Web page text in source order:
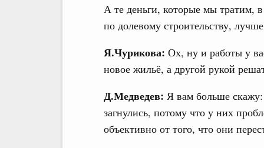
А те деньги, которые мы тратим,
по долевому строительству,
Я.Чурикова: Ох, ну и работы у
новое жильё, а другой рукой
Д.Медведев: Я вам больше
загнулись, потому что у них
объективно от того, что они